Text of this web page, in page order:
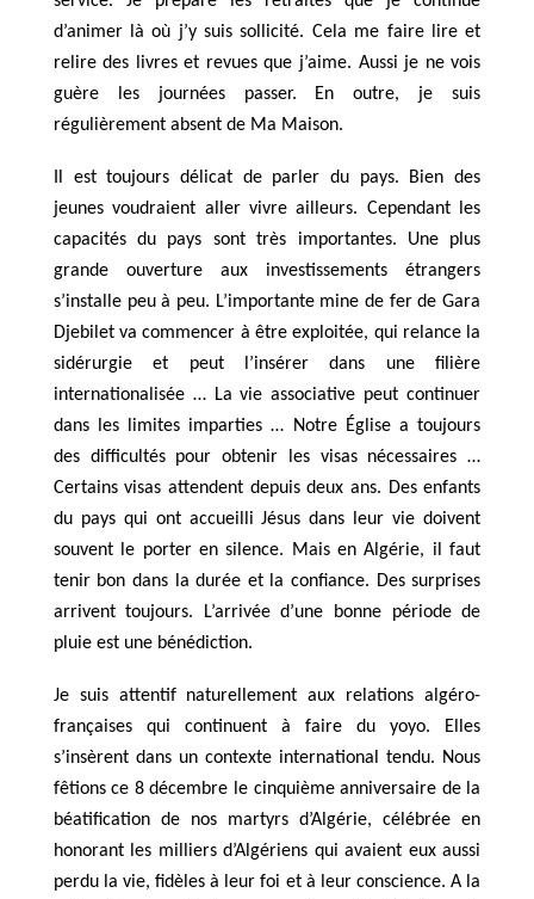
d’animer là où j’y suis sollicité. Cela me faire lire et
relire des livres et revues que j’aime. Aussi je ne vois
guère les journées passer. En outre, je suis
régulièrement absent de Ma Maison.
Il est toujours délicat de parler du pays. Bien des
jeunes voudraient aller vivre ailleurs. Cependant les
capacités du pays sont très importantes. Une plus
grande ouverture aux investissements étrangers
s’installe peu à peu. L’importante mine de fer de Gara
Djebilet va commencer à être exploitée, qui relance la
sidérurgie et peut l’insérer dans une filière
internationalisée … La vie associative peut continuer
dans les limites imparties … Notre Église a toujours
des difficultés pour obtenir les visas nécessaires …
Certains visas attendent depuis deux ans. Des enfants
du pays qui ont accueilli Jésus dans leur vie doivent
souvent le porter en silence. Mais en Algérie, il faut
tenir bon dans la durée et la confiance. Des surprises
arrivent toujours. L’arrivée d’une bonne période de
pluie est une bénédiction.
Je suis attentif naturellement aux relations algéro-
françaises qui continuent à faire du yoyo. Elles
s’insèrent dans un contexte international tendu. Nous
fêtions ce 8 décembre le cinquième anniversaire de la
béatification de nos martyrs d’Algérie, célébrée en
honorant les milliers d’Algériens qui avaient eux aussi
perdu la vie, fidèles à leur foi et à leur conscience. A la